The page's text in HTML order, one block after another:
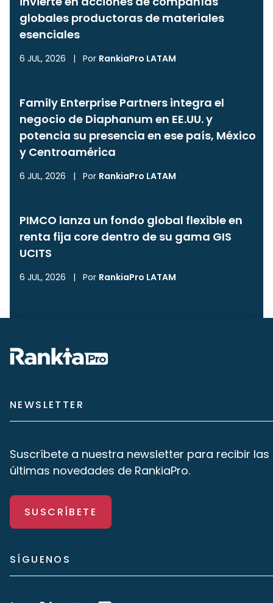
globales productoras de materiales
esenciales
6 JUL, 2026 | Por RankiaPro LATAM
Family Enterprise Partners integra el
negocio de Diaphanum en EE.UU. y
potencia su presencia en ese país, México
y Centroamérica
6 JUL, 2026 | Por RankiaPro LATAM
PIMCO lanza un fondo global flexible en
renta fija core dentro de su gama GIS
UCITS
6 JUL, 2026 | Por RankiaPro LATAM
NEWSLETTER
Suscríbete a nuestra newsletter para recibir las
últimas novedades de RankiaPro.
SUSCRÍBETE
SÍGUENOS